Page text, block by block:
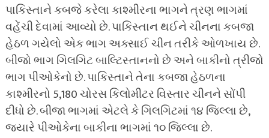
પાકિસ્તાને કબજે કરેલા કાશ્મીરના ભાગને ત્રણ ભાગમાં
વહેંચી દેવામાં આવ્યો છે. પાકિસ્તાન થઈને ચીનના કબજા
હેઠળ ગયેલો એક ભાગ અક્સાઈ ચીન તરીકે ઓળખાય છે.
બીજો ભાગ ગિલગિટ બાલ્ટિસ્તાનનો છે અને બાકીનો ત્રીજો
ભાગ પીઓકેનો છે. પાકિસ્તાને તેના કબજા હેઠળના
કાશ્મીરનો 5,180 ચોરસ કિલોમીટર વિસ્તાર ચીનને સોંપી
દીધો છે. બીજા ભાગમાં એટલે કે ગિલગિટમાં ૧૪ જિલ્લા છે,
જ્યારે પીઓકેના બાકીના ભાગમાં ૧૦ જિલ્લા છે.